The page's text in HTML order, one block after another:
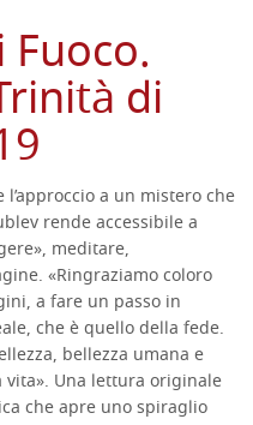
Fuoco.
di
a un mistero che
rende accessibile a
meditare,
«Ringraziamo coloro
a fare un passo in
che è quello della fede.
bellezza umana e
Una lettura originale
che apre uno spiraglio